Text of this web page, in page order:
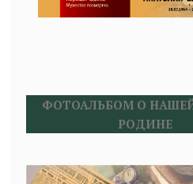
ФОТОАЛЬБОМ О
РОДИНЕ